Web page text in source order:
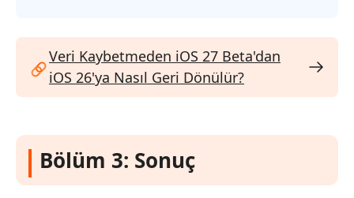
Veri Kaybetmeden iOS 27 Beta'dan
iOS 26'ya Nasıl Geri Dönülür?
Bölüm 3: Sonuç